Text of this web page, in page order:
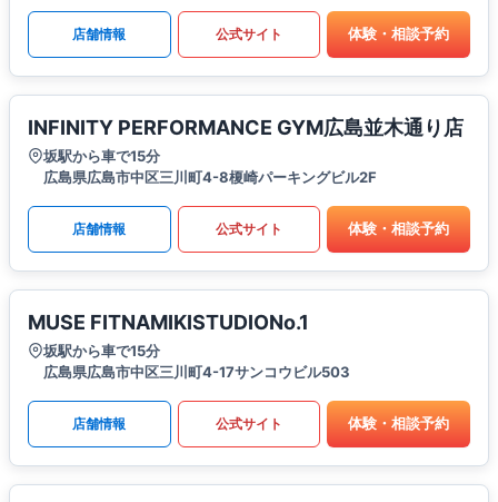
店舗情報 公式サイト 体験・相談予約
INFINITY PERFORMANCE GYM広島並木通り店
坂駅から車で15分
広島県広島市中区三川町4-8榎崎パーキングビル2F
店舗情報 公式サイト 体験・相談予約
MUSE FITNAMIKISTUDIONo.1
坂駅から車で15分
広島県広島市中区三川町4-17サンコウビル503
店舗情報 公式サイト 体験・相談予約